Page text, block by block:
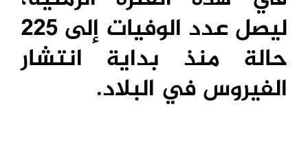
ليصل عدد الوفيات إلى 225
حالة منذ بداية انتشار
الفيروس في البلاد.